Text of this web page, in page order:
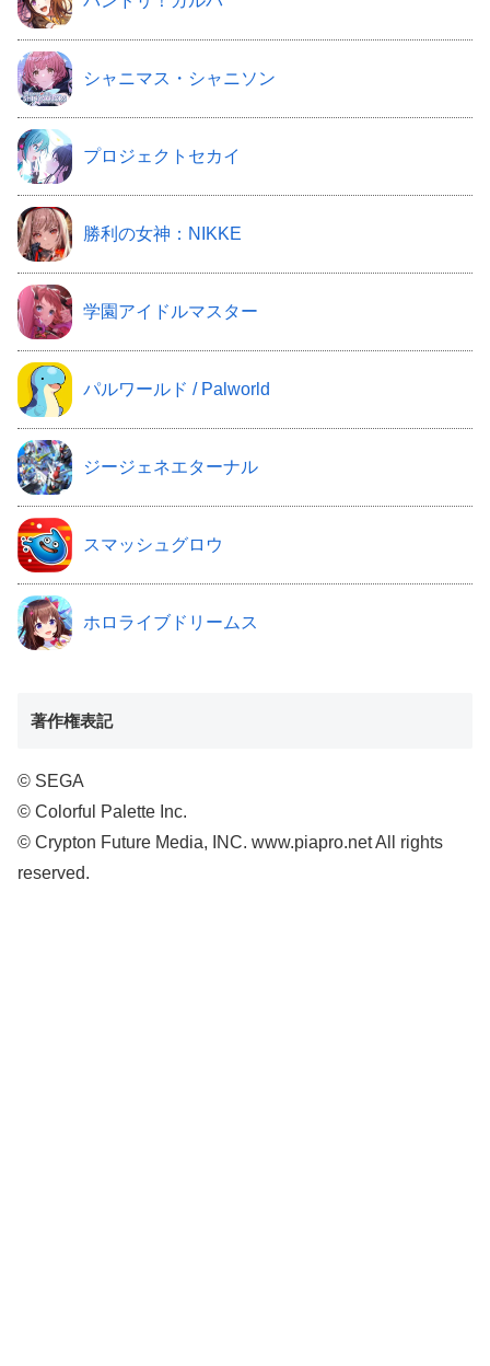
シャニマス・シャニソン
プロジェクトセカイ
勝利の女神：NIKKE
学園アイドルマスター
パルワールド / Palworld
ジージェネエターナル
スマッシュグロウ
ホロライブドリームス
著作権表記
© SEGA
© Colorful Palette Inc.
© Crypton Future Media, INC. www.piapro.net All rights
reserved.